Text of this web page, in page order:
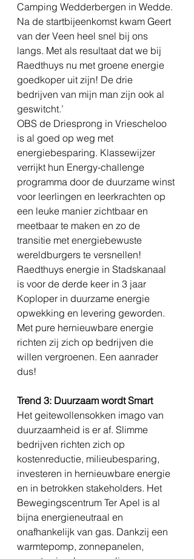
Camping Wedderbergen in Wedde.
Na de startbijeenkomst kwam Geert
van der Veen heel snel bij ons
langs. Met als resultaat dat we bij
Raedthuys nu met groene energie
goedkoper uit zijn! De drie
bedrijven van mijn man zijn ook al
geswitcht.’
OBS de Driesprong in Vriescheloo
is al goed op weg met
energiebesparing. Klassewijzer
verrijkt hun Energy-challenge
programma door de duurzame winst
voor leerlingen en leerkrachten op
een leuke manier zichtbaar en
meetbaar te maken en zo de
transitie met energiebewuste
wereldburgers te versnellen!
Raedthuys energie in Stadskanaal
is voor de derde keer in 3 jaar
Koploper in duurzame energie
opwekking en levering geworden.
Met pure hernieuwbare energie
richten zij zich op bedrijven die
willen vergroenen. Een aanrader
dus!
Trend 3: Duurzaam wordt Smart
Het geitewollensokken imago van
duurzaamheid is er af. Slimme
bedrijven richten zich op
kostenreductie, milieubesparing,
investeren in hernieuwbare energie
en in betrokken stakeholders. Het
Bewegingscentrum Ter Apel is al
bijna energieneutraal en
onafhankelijk van gas. Dankzij een
warmtepomp, zonnepanelen,